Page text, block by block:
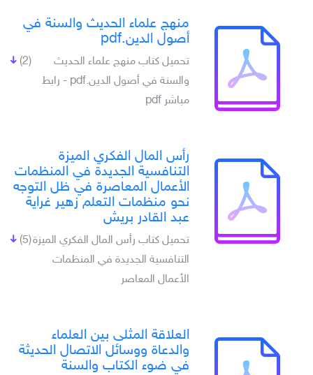
منهج علماء الحديث والسنة في
أصول الدين.pdf
(2)
تحميل كتاب منهج علماء الحديث
والسنة في أصول الدين.pdf - رابط
مباشر pdf
رأس المال الفكري الميزة
التنافسية الجديدة في المنظمات
الأعمال المعاصرة في ظل التوجه
نحو منظمات التعلم زهير غراية
عبد القادر بريش
(5)تحميل كتاب رأس المال الفكري الميزة
التنافسية الجديدة في المنظمات
الأعمال المعاصر
العلاقة المثلى بين العلماء
والدعاة ووسائل الاتصال الحديثة
في ضوء الكتاب والسنة